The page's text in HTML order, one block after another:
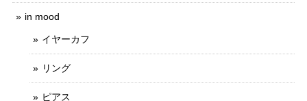
in mood
イヤーカフ
リング
ピアス